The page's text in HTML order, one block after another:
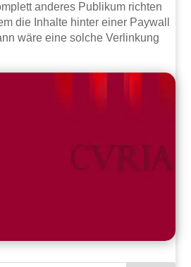
anderes Publikum richten
die Inhalte hinter einer Paywall
wäre eine solche Verlinkung